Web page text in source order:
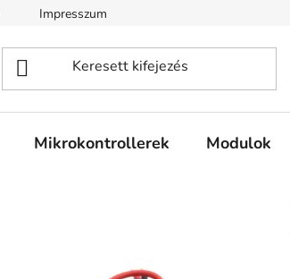
Impresszum
Mikrokontrollerek Modulok